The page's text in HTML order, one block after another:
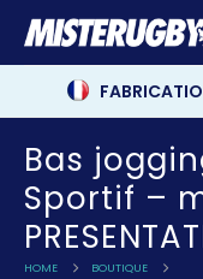
Bas
Sportif –
HOME
BOUTIQUE